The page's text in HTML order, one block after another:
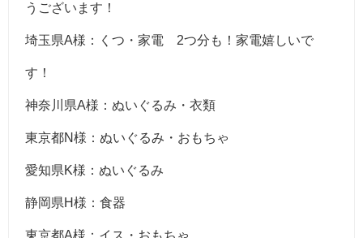
うございます！
埼玉県A様：くつ・家電 2つ分も！家電嬉しいで
す！
神奈川県A様：ぬいぐるみ・衣類
東京都N様：ぬいぐるみ・おもちゃ
愛知県K様：ぬいぐるみ
静岡県H様：食器
東京都A様：イス・おもちゃ